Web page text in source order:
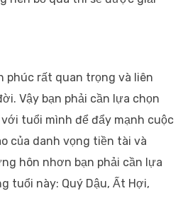
phúc rất quan trọng và liên
Vậy bạn phải cần lựa chọn
tuổi mình để đẩy mạnh cuộc
của danh vọng tiền tài và
hôn nhơn bạn phải cần lựa
tuổi này: Quý Dậu, Ất Hợi,